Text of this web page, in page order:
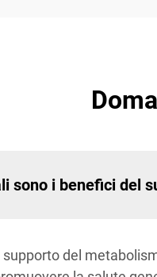
sono i benefici del
supporto del